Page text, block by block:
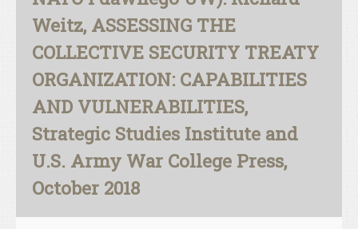
Weitz, ASSESSING THE
COLLECTIVE SECURITY TREATY
ORGANIZATION: CAPABILITIES
AND VULNERABILITIES,
Strategic Studies Institute and
U.S. Army War College Press,
October 2018